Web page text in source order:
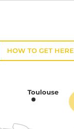
HOW TO GET HERE
Toulouse